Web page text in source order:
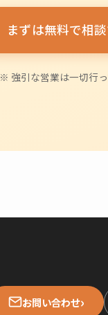
まずは無料で相
※ 強引な営業は一切行
お問い合わせ›